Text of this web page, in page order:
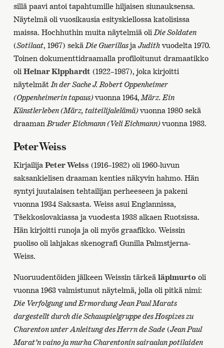
sillä paavi antoi tapahtumille hiljaisen siunauksensa.
Näytelmä oli vuosikausia esityskiellossa katolisissa
maissa. Hochhuthin muita näytelmiä oli Die Soldaten
(Sotilaat, 1967) sekä Die Guerillasja Judithvuodelta 1970.
Toinen dokumenttidraamalla profiloitunut dramaatikko
oli Heinar Kipphardt (1922–1987), joka kirjoitti
näytelmät In der Sache J. Robert Oppenheimer
(Oppenheimerin tapaus)vuonna 1964, März. Ein
Künstlerleben (März, taiteilijalelämä)vuonna 1980 sekä
draaman Bruder Eichmann (Veli Eichmann)vuonna 1983.
Peter Weiss
Kirjailija Peter Weiss (1916–1982) oli 1960-luvun
saksankielisen draaman kenties näkyvin hahmo. Hän
syntyi juutalaisen tehtailijan perheeseen ja pakeni
vuonna 1934 Saksasta. Weiss asui Englannissa,
Tšekkoslovakiassa ja vuodesta 1938 alkaen Ruotsissa.
Hän kirjoitti runoja ja oli myös graafikko. Weissin
puoliso oli lahjakas skenografi Gunilla Palmstjerna-
Weiss.
Nuoruudentöiden jälkeen Weissin tärkeä läpimurtooli
vuonna 1963 valmistunut näytelmä, jolla oli pitkä nimi:
Die Verfolgung und Ermordung Jean Paul Marats
dargestellt durch die Schauspielgruppe des Hospizes zu
Charenton unter Anleitung des Herrn de Sade(Jean Paul
Marat’n vaino ja murha Charentonin sairaalan potilaiden